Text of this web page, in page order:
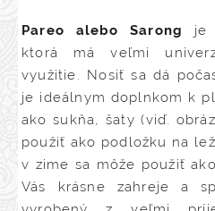
Pareo alebo Sarong
je
ktorá má veľmi
využitie. Nosiť sa dá
je ideálnym doplnkom k
ako sukňa, šaty (viď.
použiť ako podložku na
v zime sa môže použiť
Vás krásne zahreje a